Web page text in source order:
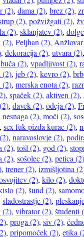
(2), dama (2), brez (2),
(2), požvižgati (2),
(2), sklanjatev (2),
(2), Peljhan (2),
, dekoracija (2), utvara (2)
buča (2), vpadljivost (2),
(2), jeb (2), kevro (2),
(2), merska enota (2),
, spaček (2), aktiven (2),
, davek (2), odeja (2),
nesnaga (2), moči (2),
, sex fuk pizda kurac (2),
, naravoslovje (2),
(2), tošl (2), god (2),
(2), sošolec (2), petica (2)
, trener (2), izmišljotina
(2), kilo (2),
(2), šund (2),
sladostrastje (2),
(2), vibrator (2), študenti
, proga (2), siv (2),
, pripomoček (2), etika